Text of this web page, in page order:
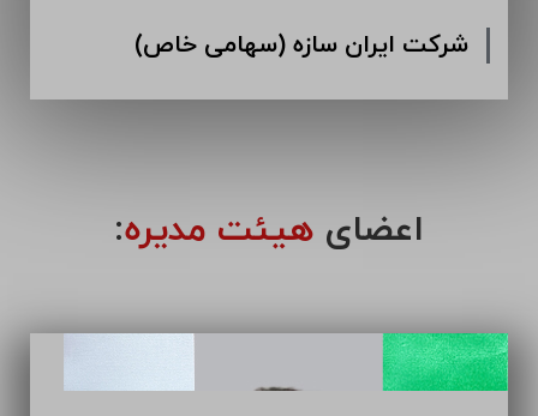
شرکت ایران سازه (سهامی خاص)
اعضای هیئت مدیره: